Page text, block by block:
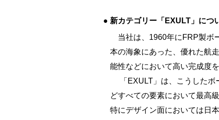
● 新カテゴリー「EXULT」につ
当社は、1960年にFRP製ボ
本の海象にあった、優れた航
能性などにおいて高い完成度
「EXULT」は、こうしたボ
どすべての要素において最高
特にデザイン面においては日